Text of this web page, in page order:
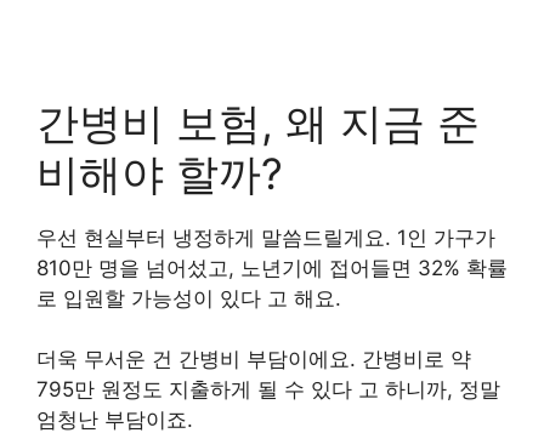
간병비 보험, 왜 지금 준
비해야 할까?
우선 현실부터 냉정하게 말씀드릴게요. 1인 가구가
810만 명을 넘어섰고, 노년기에 접어들면 32% 확률
로 입원할 가능성이 있다 고 해요.
더욱 무서운 건 간병비 부담이에요. 간병비로 약
795만 원정도 지출하게 될 수 있다 고 하니까, 정말
엄청난 부담이죠.